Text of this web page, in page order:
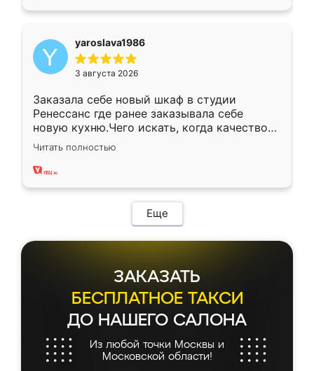
yaroslava1986
3 августа 2026
Заказала себе новый шкаф в студии
Ренессанс где ранее заказывала себе
новую кухню.Чего искать, когда качеством
вполне довольна. Служит кухня уже почти
два года, нареканий нет.
Читать полностью
Еще
ЗАКАЗАТЬ
БЕСПЛАТНОЕ ТАКСИ
ДО НАШЕГО САЛОНА
Из любой точки Москвы и
Московской области!